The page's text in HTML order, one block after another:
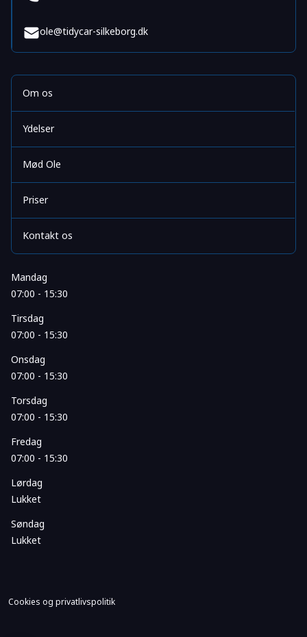
ole@tidycar-silkeborg.dk
Om os
Ydelser
Mød Ole
Priser
Kontakt os
Mandag
07:00 - 15:30
Tirsdag
07:00 - 15:30
Onsdag
07:00 - 15:30
Torsdag
07:00 - 15:30
Fredag
07:00 - 15:30
Lørdag
Lukket
Søndag
Lukket
Cookies og privatlivspolitik